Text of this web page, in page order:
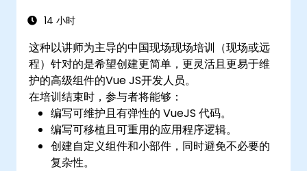
14 小时
这种以讲师为主导的中国现场现场培训（现场或远
程）针对的是希望创建更简单，更灵活且更易于维
护的高级组件的Vue JS开发人员。
在培训结束时，参与者将能够：
编写可维护且有弹性的 VueJS 代码。
编写可移植且可重用的应用程序逻辑。
创建自定义组件和小部件，同时避免不必要的
复杂性。